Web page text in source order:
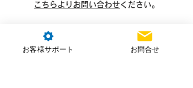
こちらよりお問い合わせください。
お客様サポート お問合せ